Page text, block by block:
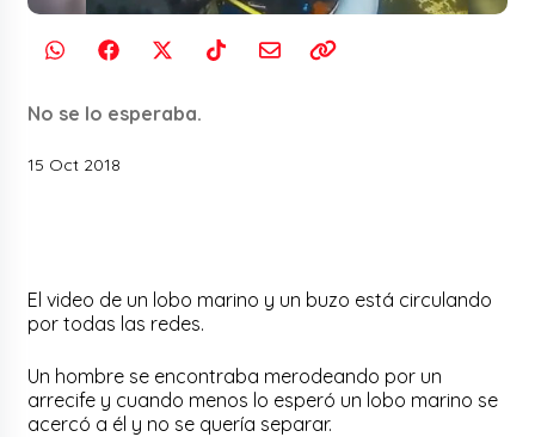
No se lo esperaba.
15 Oct 2018
El video de un lobo marino y un buzo está circulando
por todas las redes.
Un hombre se encontraba merodeando por un
arrecife y cuando menos lo esperó un lobo marino se
acercó a él y no se quería separar.